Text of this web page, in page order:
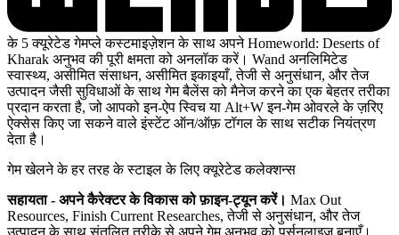
के 5 क्यूरेटेड गेमप्ले कस्टमाइज़ेशन के साथ अपने Homeworld: Deserts of
Kharak अनुभव की पूरी क्षमता को अनलॉक करें। Wand अनलिमिटेड
स्वास्थ्य, असीमित संसाधन, असीमित इकाइयाँ, तेजी से अनुसंधान, और तेज
उत्पादन जैसी सुविधाओं के साथ गेम बैलेंस को मैनेज करने का एक बेहतर तरीका
प्रदान करता है, जो आपको इन-ऐप स्विच या Alt+W इन-गेम ओवरले के ज़रिए
ऐक्सेस किए जा सकने वाले इंस्टेंट ऑन/ऑफ़ टॉगल के साथ सटीक नियंत्रण
देता है।
गेम खेलने के हर तरह के स्टाइल के लिए क्यूरेटेड कलेक्शन्स
सहायता - अपने कैरेक्टर के विकास को फ़ाइन-ट्यून करें। Max Out
Resources, Finish Current Researches, तेजी से अनुसंधान, और तेज
उत्पादन के साथ संतुलित तरीके से अपने गेम अनुभव को पर्सनलाइज़ बनाएँ।